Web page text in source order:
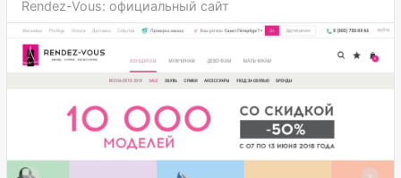
Rendez-Vous: официальный сайт